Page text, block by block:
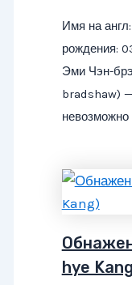
Имя на
рождения:
Эми Чэн-
bradshaw)
невозможно
hye